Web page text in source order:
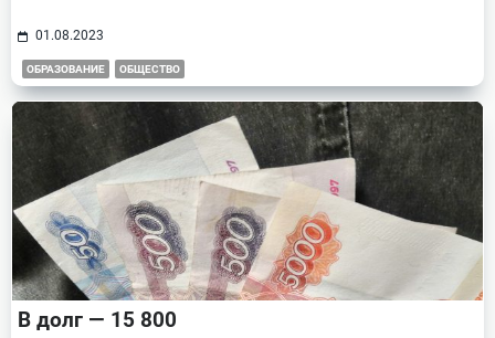
01.08.2023
ОБРАЗОВАНИЕ ОБЩЕСТВО
В долг — 15 800